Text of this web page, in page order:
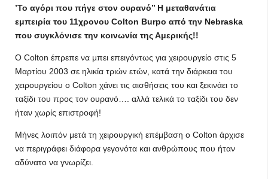
’Το αγόρι που πήγε στον ουρανό’’ Η μεταθανάτια
εμπειρία του 11χρονου Colton Burpo από την Nebraska
που συγκλόνισε την κοινωνία της Αμερικής!!
Ο Colton έπρεπε να μπει επειγόντως για χειρουργείο στις 5
Μαρτίου 2003 σε ηλικία τριών ετών, κατά την διάρκεια του
χειρουργείου ο Colton χάνει τις αισθήσεις του και ξεκινάει το
ταξίδι του προς τον ουρανό…. αλλά τελικά το ταξίδι του δεν
ήταν χωρίς επιστροφή!
Μήνες λοιπόν μετά τη χειρουργική επέμβαση ο Colton άρχισε
να περιγράφει διάφορα γεγονότα και ανθρώπους που ήταν
αδύνατο να γνωρίζει.